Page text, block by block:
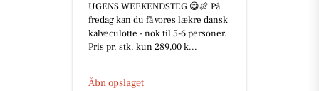
🏡 **Industritoften 14, Virring, 8660
Skanderborg** byder på en velholdt
villa med skøn beliggenhed for
enden af lukket vænge...
Åbn opslaget